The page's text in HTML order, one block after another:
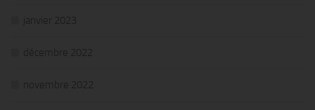
janvier 2023
décembre 2022
novembre 2022